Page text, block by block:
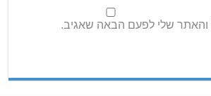
והאתר שלי לפעם הבאה שאגיב.